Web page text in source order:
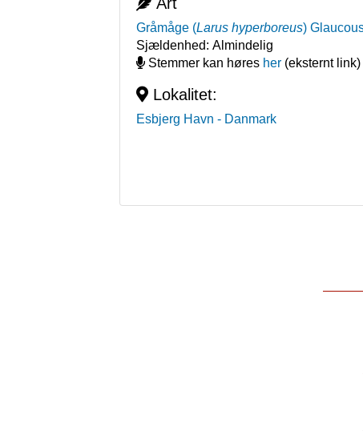
Gråmåge (Larus hyperboreus)Glaucous
Sjældenhed:Almindelig
Stemmer kan høres her (eksternt link)
Lokalitet:
Esbjerg Havn - Danmark